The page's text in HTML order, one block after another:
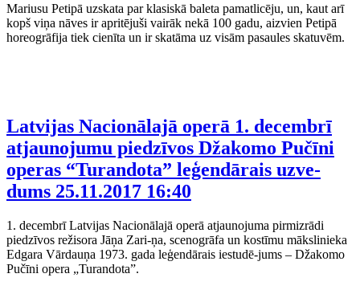
Mariusu Petipā uzskata par klasiskā baleta pamatlicēju, un, kaut arī
kopš viņa nāves ir apritējuši vairāk nekā 100 gadu, aizvien Petipā
horeogrāfija tiek cienīta un ir skatāma uz visām pasaules skatuvēm.
Latvijas Nacionālajā operā 1. decembrī
atjaunojumu piedzīvos Džakomo Pučīni
operas “Turandota” leģendārais uzve-
dums 25.11.2017 16:40
1. decembrī Latvijas Nacionālajā operā atjaunojuma pirmizrādi
piedzīvos režisora Jāņa Zari-ņa, scenogrāfa un kostīmu mākslinieka
Edgara Vārdauņa 1973. gada leģendārais iestudē-jums – Džakomo
Pučīni opera „Turandota”.